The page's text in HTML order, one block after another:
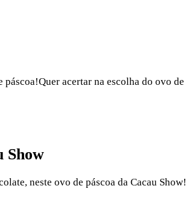
acertar na escolha do ovo
Show
neste ovo de páscoa da Cacau